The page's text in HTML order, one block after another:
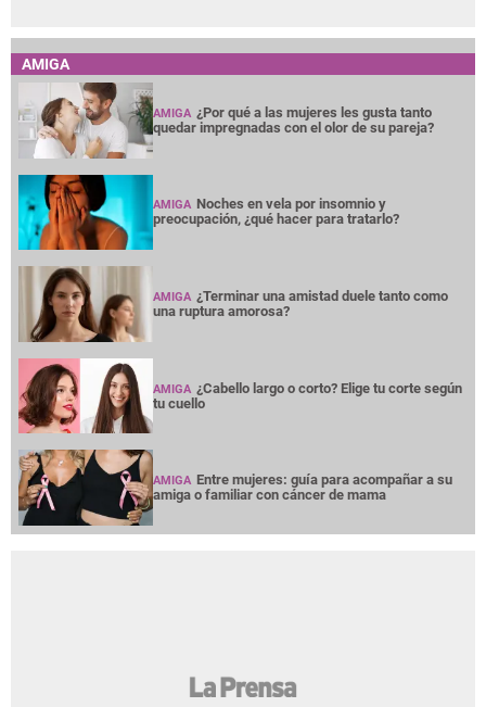
AMIGA
AMIGA ¿Por qué a las mujeres les gusta tanto
quedar impregnadas con el olor de su pareja?
AMIGA Noches en vela por insomnio y
preocupación, ¿qué hacer para tratarlo?
AMIGA ¿Terminar una amistad duele tanto como
una ruptura amorosa?
AMIGA ¿Cabello largo o corto? Elige tu corte según
tu cuello
AMIGA Entre mujeres: guía para acompañar a su
amiga o familiar con cáncer de mama